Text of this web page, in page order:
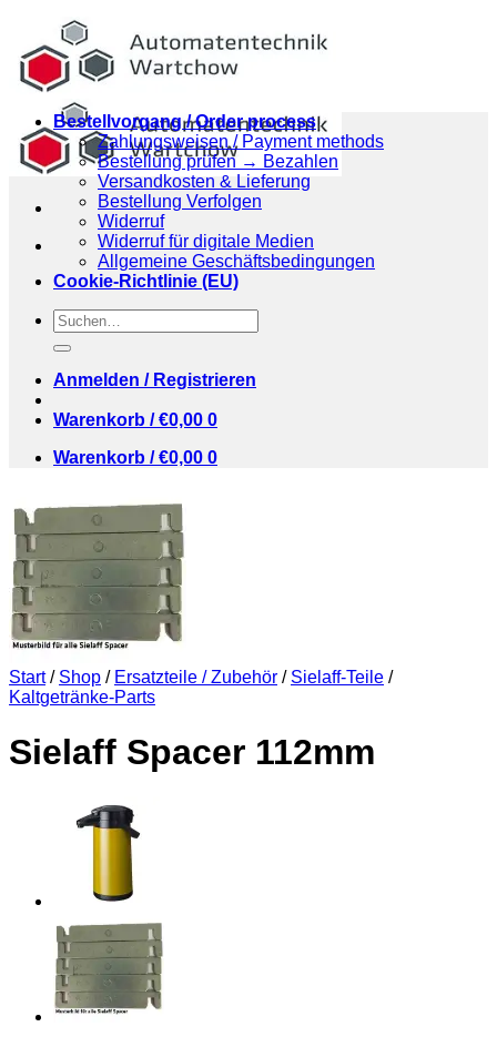
Bestellvorgang / Order process
Zahlungsweisen / Payment methods
Bestellung prüfen → Bezahlen
Versandkosten & Lieferung
Bestellung Verfolgen
Widerruf
Widerruf für digitale Medien
Allgemeine Geschäftsbedingungen
Cookie-Richtlinie (EU)
Suchen
nach:
Anmelden / Registrieren
Warenkorb /€0,00 0
Warenkorb /€0,00 0
Start / Shop / Ersatzteile / Zubehör / Sielaff-Teile /
Kaltgetränke-Parts
Sielaff Spacer 112mm